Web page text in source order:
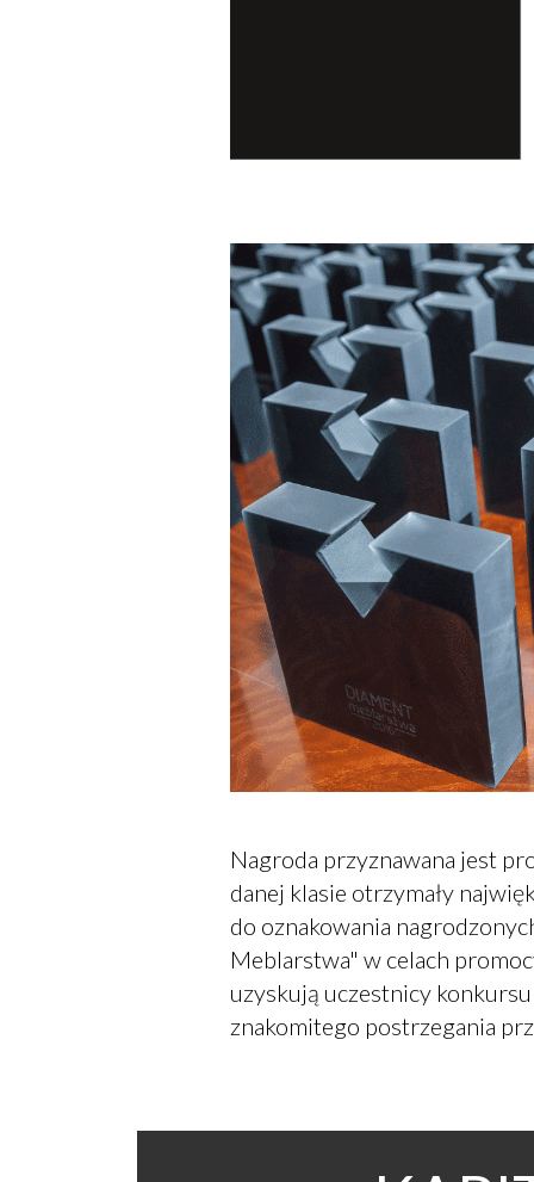
Nagroda przyznawana jest
danej klasie otrzymały
do oznakowania
Meblarstwa" w celach
uzyskują uczestnicy
znakomitego postrzegania